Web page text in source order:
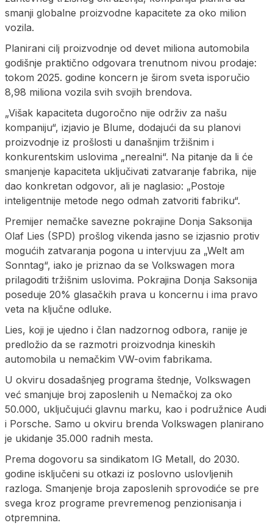
smanji globalne proizvodne kapacitete za oko milion
vozila.
Planirani cilj proizvodnje od devet miliona automobila
godišnje praktično odgovara trenutnom nivou prodaje:
tokom 2025. godine koncern je širom sveta isporučio
8,98 miliona vozila svih svojih brendova.
„Višak kapaciteta dugoročno nije održiv za našu
kompaniju“, izjavio je Blume, dodajući da su planovi
proizvodnje iz prošlosti u današnjim tržišnim i
konkurentskim uslovima „nerealni“. Na pitanje da li će
smanjenje kapaciteta uključivati zatvaranje fabrika, nije
dao konkretan odgovor, ali je naglasio: „Postoje
inteligentnije metode nego odmah zatvoriti fabriku“.
Premijer nemačke savezne pokrajine Donja Saksonija
Olaf Lies (SPD) prošlog vikenda jasno se izjasnio protiv
mogućih zatvaranja pogona u intervjuu za „Welt am
Sonntag“, iako je priznao da se Volkswagen mora
prilagoditi tržišnim uslovima. Pokrajina Donja Saksonija
poseduje 20% glasačkih prava u koncernu i ima pravo
veta na ključne odluke.
Lies, koji je ujedno i član nadzornog odbora, ranije je
predložio da se razmotri proizvodnja kineskih
automobila u nemačkim VW-ovim fabrikama.
U okviru dosadašnjeg programa štednje, Volkswagen
već smanjuje broj zaposlenih u Nemačkoj za oko
50.000, uključujući glavnu marku, kao i podružnice Audi
i Porsche. Samo u okviru brenda Volkswagen planirano
je ukidanje 35.000 radnih mesta.
Prema dogovoru sa sindikatom IG Metall, do 2030.
godine isključeni su otkazi iz poslovno uslovljenih
razloga. Smanjenje broja zaposlenih sprovodiće se pre
svega kroz programe prevremenog penzionisanja i
otpremnina.